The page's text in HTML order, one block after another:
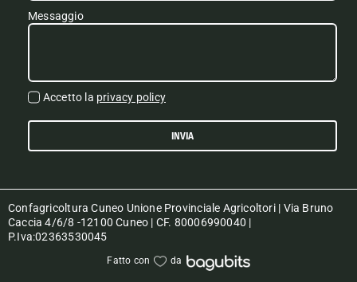
Messaggio
Accetto la privacy policy
INVIA
Confagricoltura Cuneo Unione Provinciale Agricoltori | Via Bruno
Caccia 4/6/8 -12100 Cuneo | CF. 80006990040 |
P.Iva:02363530045
Fatto con da